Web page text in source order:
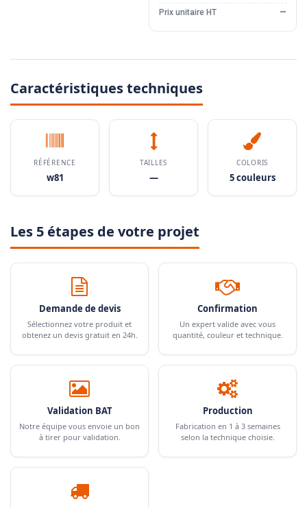
Prix unitaire HT
—
Caractéristiques techniques
RÉFÉRENCE
w81
TAILLES
—
COLORIS
5 couleurs
Les 5 étapes de votre projet
Demande de devis
Sélectionnez votre produit et
obtenez un devis gratuit en 24h.
Confirmation
Un expert valide avec vous
quantité, couleur et technique.
Validation BAT
Notre équipe vous envoie un bon
à tirer pour validation.
Production
Fabrication en 1 à 3 semaines
selon la technique choisie.